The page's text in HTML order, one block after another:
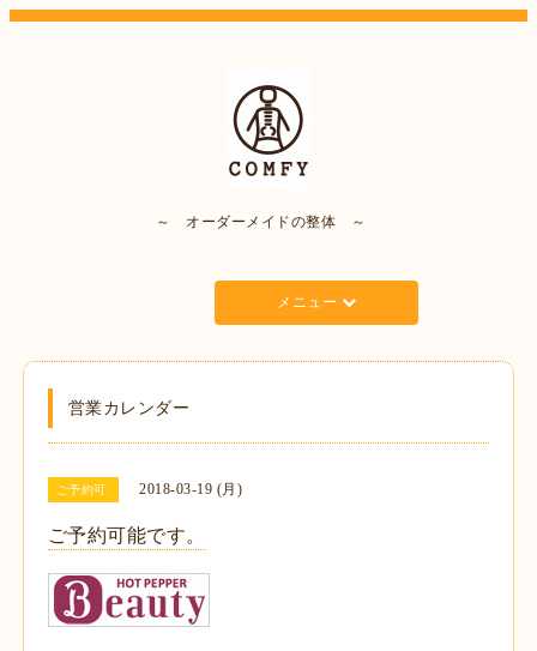
～ オーダーメイドの整体 ～
メニュー
営業カレンダー
ご予約可 2018-03-19 (月)
ご予約可能です。